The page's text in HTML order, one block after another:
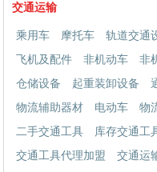
交通运输
乘用车 摩托车 轨道交通
飞机及配件
非机动车 非
仓储设备
起重装卸设备
物流辅助器材
电动车 物
二手交通工具
库存交通工
交通工具代理加盟
交通运